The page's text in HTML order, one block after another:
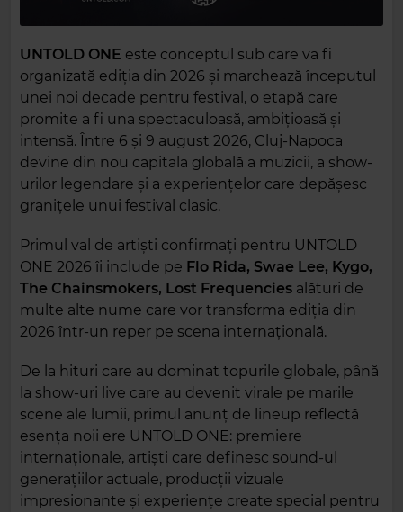
UNTOLD ONE este conceptul sub care va fi
organizată ediția din 2026 și marchează începutul
unei noi decade pentru festival, o etapă care
promite a fi una spectaculoasă, ambițioasă și
intensă. Între 6 și 9 august 2026, Cluj-Napoca
devine din nou capitala globală a muzicii, a show-
urilor legendare și a experiențelor care depășesc
granițele unui festival clasic.
Primul val de artiști confirmați pentru UNTOLD
ONE 2026 îi include pe Flo Rida, Swae Lee, Kygo,
The Chainsmokers, Lost Frequencies alături de
multe alte nume care vor transforma ediția din
2026 într-un reper pe scena internațională.
De la hituri care au dominat topurile globale, până
la show-uri live care au devenit virale pe marile
scene ale lumii, primul anunț de lineup reflectă
esența noii ere UNTOLD ONE: premiere
internaționale, artiști care definesc sound-ul
generațiilor actuale, producții vizuale
impresionante și experiențe create special pentru